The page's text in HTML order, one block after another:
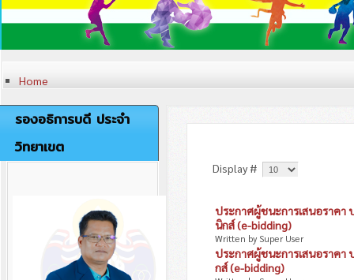
Home
หลักสูตรและสาขาที่เปิดสอน
การวิจัย
เครื่องหมายและตราสัญลักษณ์
ปรัชญา วิสัยทัศน์ พันธกิจ
ค่านิยมองค์กร
คณะผู้บริหารวิทยาเขตตรัง
นโยบายการพัฒนาวิทยาเขต
คณะผู้บริหารมหาวิทยาลัย
รองอธิการบดี ประจำ
วิทยาเขต
Display #
ประกาศผู้ชนะการเสนอราคา
นิกส์ (e-bidding)
Written by Super User
ประกาศผู้ชนะการเสนอราคา
กส์ (e-bidding)